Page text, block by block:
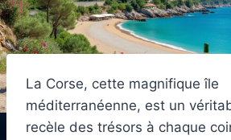
La Corse, cette magnifique île
méditerranéenne, est un
recèle des trésors à chaque